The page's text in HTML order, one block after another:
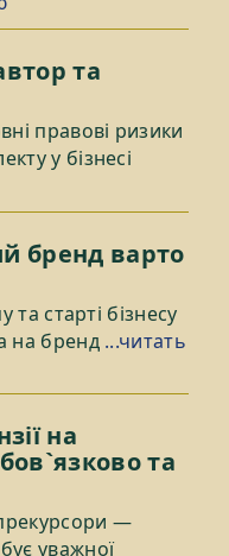
та
правові ризики
у бізнесі
бренд варто
та старті бізнесу
на бренд ...читать
на
та
—
уважної